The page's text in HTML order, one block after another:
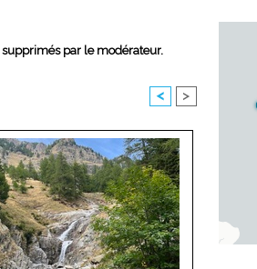
par le modérateur.
< >